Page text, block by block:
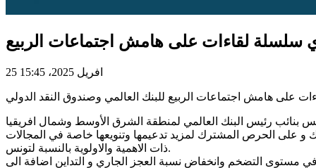
سلسلة لقاءات على هامش اجتماعات الربيع
25 افريل 2025، 15:45
و على الحرص المشترك لمزيد تدعيمها وتنويعها خاصة في المجالات
ذات الاهمية والاولوية بالنسبة لتونس.
مستوى التضخم وانخفاض نسبة العجز الجاري و التداين اضافة الى